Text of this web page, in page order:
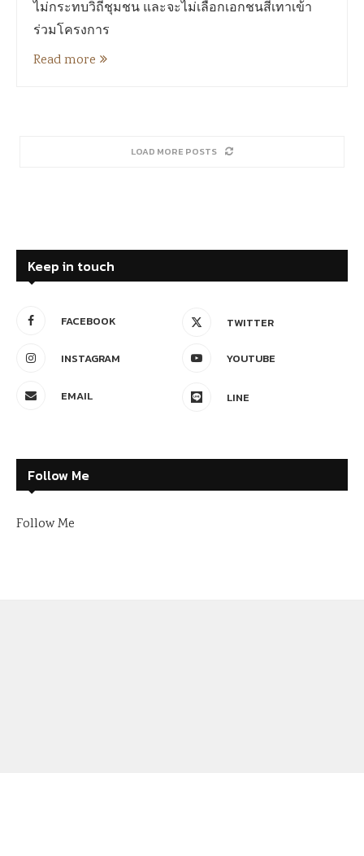
ไม่กระทบวิถีชุมชน และจะไม่เลือกเอกชนสีเทาเข้า
ร่วมโครงการ
Read more
LOAD MORE POSTS
Keep in touch
FACEBOOK TWITTER
INSTAGRAM YOUTUBE
EMAIL LINE
Follow Me
Follow Me